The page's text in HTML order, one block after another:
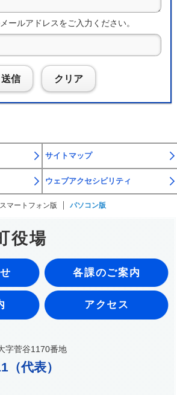
ールアドレスをご入力ください。
送信 クリア
サイトマップ
ウェブアクセシビリティ
スマートフォン版 パソコン版
役場
各課のご案内
アクセス
字菅谷1170番地
（代表）